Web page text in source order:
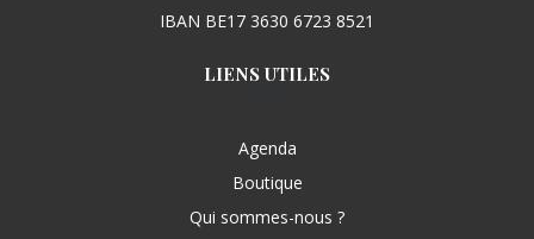
IBAN BE17 3630 6723 8521
LIENS UTILES
Agenda
Boutique
Qui sommes-nous ?